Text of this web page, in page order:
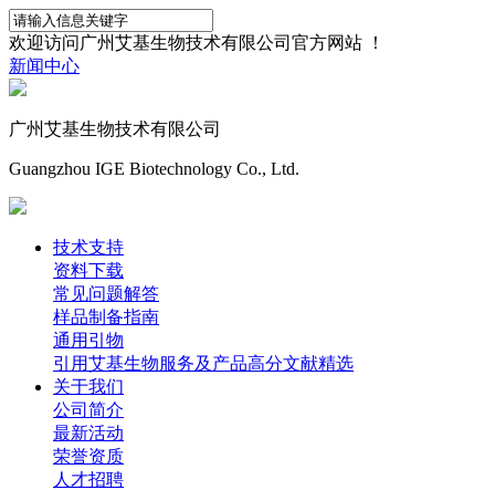
欢迎访问广州艾基生物技术有限公司官方网站 ！
新闻中心
广州艾基生物技术有限公司
Guangzhou IGE Biotechnology Co., Ltd.
技术支持
资料下载
常见问题解答
样品制备指南
通用引物
引用艾基生物服务及产品高分文献精选
关于我们
公司简介
最新活动
荣誉资质
人才招聘